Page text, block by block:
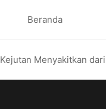
Beranda
Kejutan Menyakitkan